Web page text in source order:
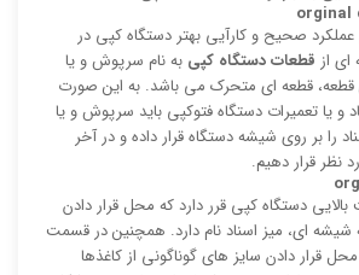
orginal
صحیح و کارآیی بهتر دستگاه کپی در
ای از قطعات دستگاه کپی به نام سرپوش و یا
قطعه، قطعه ای متحرک می باشد. به این صورت
و یا تعمیرات دستگاه فتوکپی باید سرپوش و یا
را بر روی شیشه دستگاه قرار داده و در آخر
نظر قرار دهیم.
دستگاه کپی قرر دارد که محل قرار دادن
ای، میز اسناد نام دارد. همچنین در قسمت
دادن سایز های گوناگونی از کاغذها